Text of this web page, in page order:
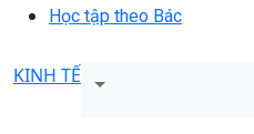
Học tập theo Bác
KINH TẾ